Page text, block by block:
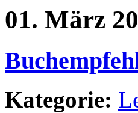
01. März
Kategorie: